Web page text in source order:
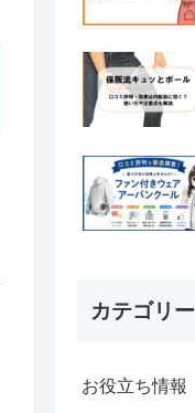
カテゴリー
お役立ち情報